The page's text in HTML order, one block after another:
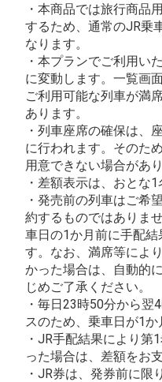
・本商品では旅行商品
するため、通常のJR乗
なります。
・本プランでご利用い
に変動します。一覧画
ご利用可能な列車が満
あります。
・列車座席の確保は、
に行われます。そのた
用意できない場合があり
・差額表示は、おとな
・発売前の列車はご希
約するものではありま
車日の1か月前に手配
す。なお、満席等によ
かった場合は、自動的
じめご了承ください。
・毎日23時50分から
スのため、乗車日が1か
・JR手配結果により第
った場合は、差額をお
・JR券は、発券前に限